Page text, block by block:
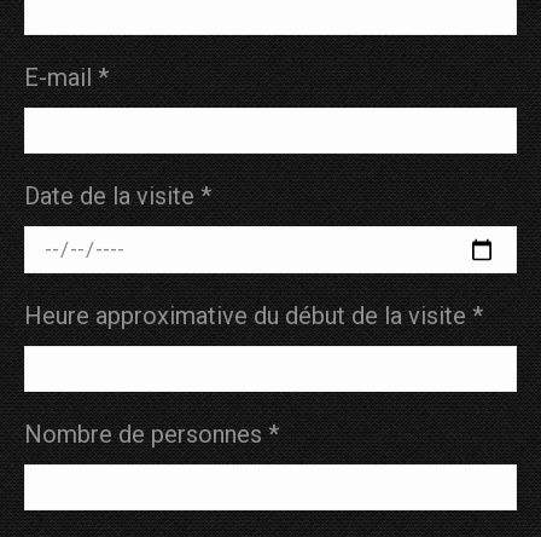
E-mail *
Date de la visite *
Heure approximative du début de la visite *
Nombre de personnes *